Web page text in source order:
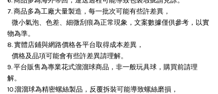
7. 商品多為工廠大量製造，每一批次可能有些許差異，
微小氣泡、色差、細微刮痕為正常現象，文案數據僅供參考，以實
物為準。
8. 實體店鋪與網路價格各平台取得成本差異，
價格及品項可能會有些許差異請理解。
9. 平台販售為專業花式溜溜球商品，非一般玩具球，購買前請理
解。
10.溜溜球為精密螺絲製品，反覆拆裝可能導致螺絲磨損，